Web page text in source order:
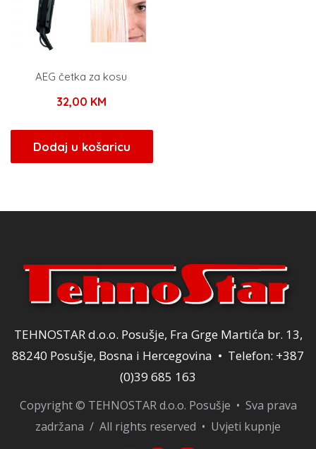
AEG četka za kosu
32,00 KM
Dodaj u košaricu
TEHNOSTAR d.o.o. Posušje, Fra Grge Martića br. 13,
88240 Posušje, Bosna i Hercegovina • Telefon: +387
(0)39 685 163
Copyright © TEHNOSTAR d.o.o. Posušje • Sva prava
zadržana / All rights reserved • Uvjeti kupnje